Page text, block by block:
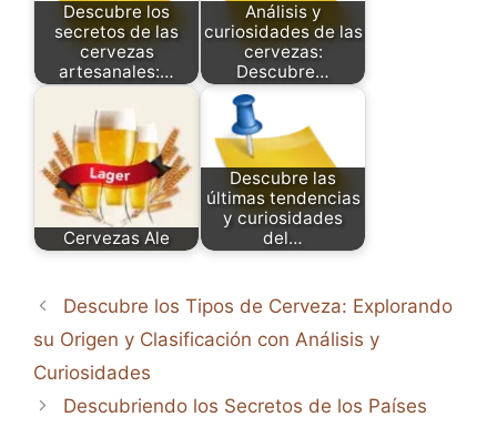
Descubre los
secretos de las
cervezas
artesanales:…
Análisis y
curiosidades de las
cervezas:
Descubre…
Cervezas Ale
Descubre las
últimas tendencias
y curiosidades
del…
Descubre los Tipos de Cerveza: Explorando
su Origen y Clasificación con Análisis y
Curiosidades
Descubriendo los Secretos de los Países